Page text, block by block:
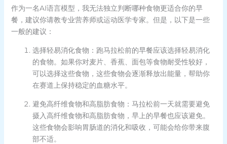
作为一名AI语言模型，我无法独立判断哪种食物更适合你的早
餐，建议你请教专业营养师或运动医学专家。但是，以下是一些
一般的建议：
选择轻易消化食物：跑马拉松前的早餐应该选择轻易消化
的食物。如果你对麦片、香蕉、面包等食物耐受性较好，
可以选择这些食物，这些食物会逐渐释放出能量，帮助你
在赛道上保持稳定的血糖水平。
避免高纤维食物和高脂肪食物：马拉松前一天就需要避免
摄入高纤维食物和高脂肪食物，早上的早餐也应该避免。
这些食物会影响胃肠道的消化和吸收，可能会给你带来腹
部不适。